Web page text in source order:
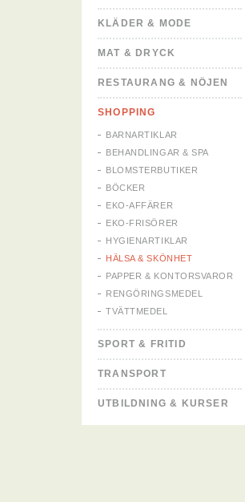
KLÄDER & MODE
MAT & DRYCK
RESTAURANG & NÖJEN
SHOPPING
BARNARTIKLAR
BEHANDLINGAR & SPA
BLOMSTERBUTIKER
BÖCKER
EKO-AFFÄRER
EKO-FRISÖRER
HYGIENARTIKLAR
HÄLSA & SKÖNHET
PAPPER & KONTORSVAROR
RENGÖRINGSMEDEL
TVÄTTMEDEL
SPORT & FRITID
TRANSPORT
UTBILDNING & KURSER